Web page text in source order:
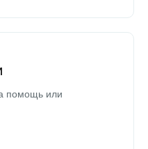
помощь или